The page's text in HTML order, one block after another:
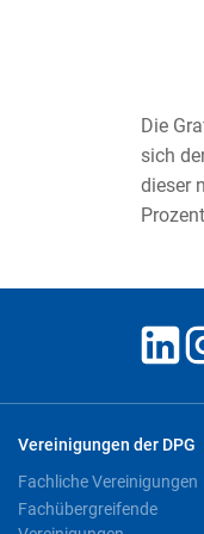
Die
sich
dieser
Vereinigungen der DPG
Fachliche Vereinigungen
Fachübergreifende